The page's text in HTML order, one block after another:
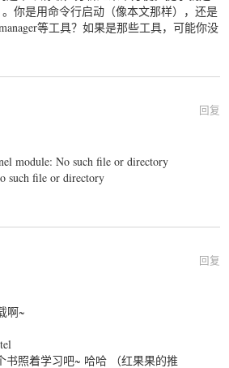
你是用命令行启动（像本文那样），还是
等工具？如果是那些工具，可能你没
回复
module: No such file or directory
such file or directory
回复
啊~
书照着学习吧~ 哈哈 （红果果的推